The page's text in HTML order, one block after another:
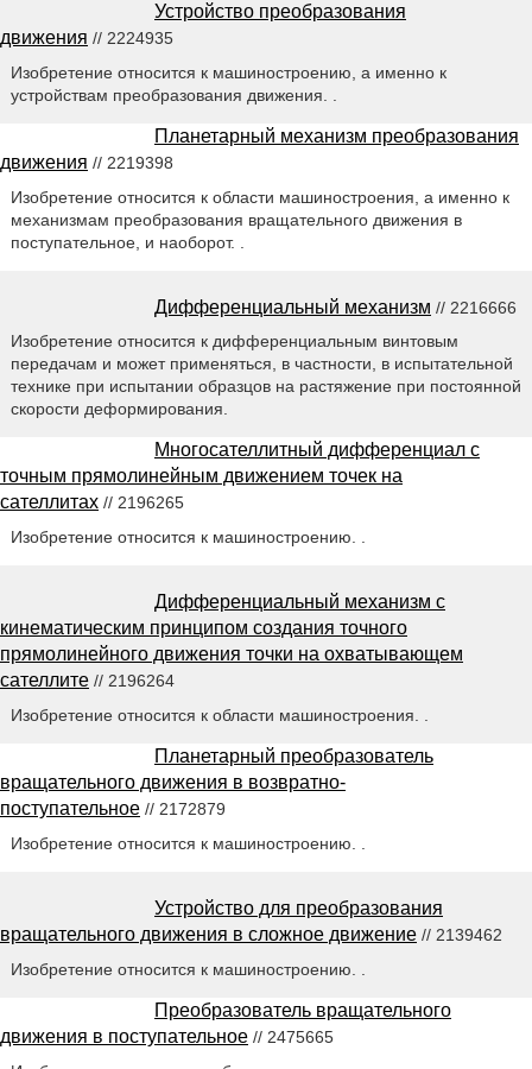
Устройство преобразования
движения // 2224935
Изобретение относится к машиностроению, а именно к
устройствам преобразования движения. .
Планетарный механизм преобразования
движения // 2219398
Изобретение относится к области машиностроения, а именно к
механизмам преобразования вращательного движения в
поступательное, и наоборот. .
Дифференциальный механизм // 2216666
Изобретение относится к дифференциальным винтовым
передачам и может применяться, в частности, в испытательной
технике при испытании образцов на растяжение при постоянной
скорости деформирования.
Многосателлитный дифференциал с
точным прямолинейным движением точек на
сателлитах // 2196265
Изобретение относится к машиностроению. .
Дифференциальный механизм с
кинематическим принципом создания точного
прямолинейного движения точки на охватывающем
сателлите // 2196264
Изобретение относится к области машиностроения. .
Планетарный преобразователь
вращательного движения в возвратно-
поступательное // 2172879
Изобретение относится к машиностроению. .
Устройство для преобразования
вращательного движения в сложное движение // 2139462
Изобретение относится к машиностроению. .
Преобразователь вращательного
движения в поступательное // 2475665